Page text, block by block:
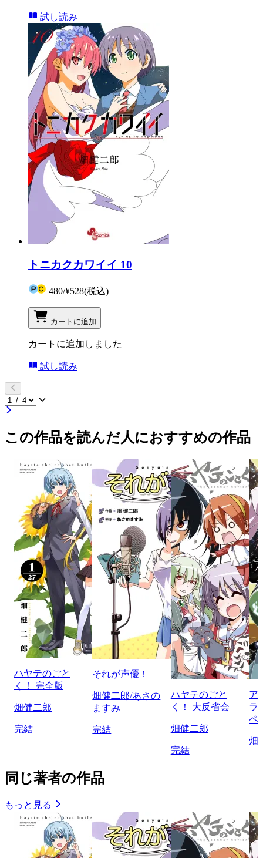
試し読み
トニカクカワイイ 10
480/¥528(税込)
カートに追加
カートに追加しました
試し読み
この作品を読んだ人におすすめの作品
ハヤテのごと
く！ 完全版
畑健二郎
完結
それが声優！
畑健二郎/あさの
ますみ
完結
ハヤテのごと
く！ 大反省会
畑健二郎
完結
ア
ラ
ペ
畑
同じ著者の作品
もっと見る